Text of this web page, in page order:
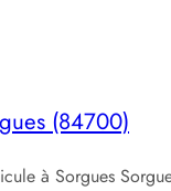
(84700)
à Sorgues